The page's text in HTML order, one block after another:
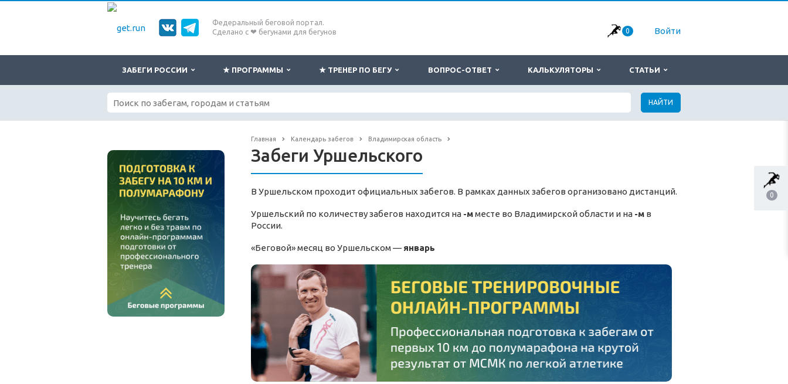
0
Федеральный беговой портал.
Сделано с ❤ бегунами для бегунов
0 Войти
ЗАБЕГИ РОССИИ ★ ПРОГРАММЫ ★ ТРЕНЕР ПО БЕГУ ВОПРОС-ОТВЕТ КАЛЬКУЛЯТОРЫ СТАТЬИ
НАЙТИ
Главная Календарь забегов Владимирская область
Забеги Уршельского
В Уршельском проходит официальных забегов. В рамках данных забегов организовано дистанций.
Уршельский по количеству забегов находится на -мместе во Владимирской области и на -мв
России.
«Беговой» месяц во Уршельском — январь